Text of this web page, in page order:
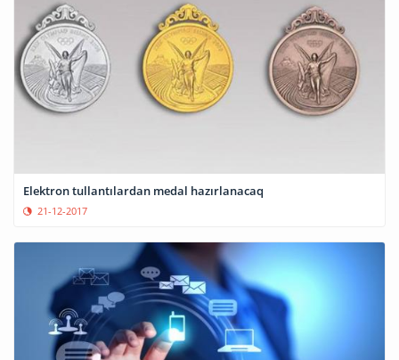
Elektron tullantılardan medal hazırlanacaq
21-12-2017